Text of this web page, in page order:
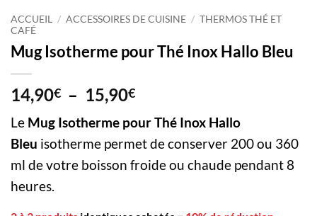
ACCUEIL / ACCESSOIRES DE CUISINE / THERMOS THÉ ET
CAFÉ
Mug Isotherme pour Thé Inox Hallo Bleu
14,90€ – 15,90€Plage
prix :
14,90€
à
Le Mug Isotherme pour Thé Inox Hallo
Bleu isotherme permet de conserver 200 ou 360
ml de votre boisson froide ou chaude pendant 8
heures.